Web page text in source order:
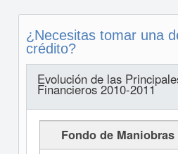
¿Necesitas tomar una
crédito?
Evolución de las
Financieros 2010-2011
Fondo de Maniobras